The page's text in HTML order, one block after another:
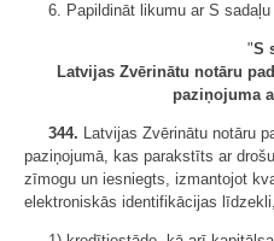
6. Papildināt likumu ar S
"S
Latvijas Zvērinātu notāru
paziņojuma
344. Latvijas Zvērinātu notāru
paziņojumā, kas parakstīts ar
zīmogu un iesniegts, izmantojot
elektroniskās identifikācijas